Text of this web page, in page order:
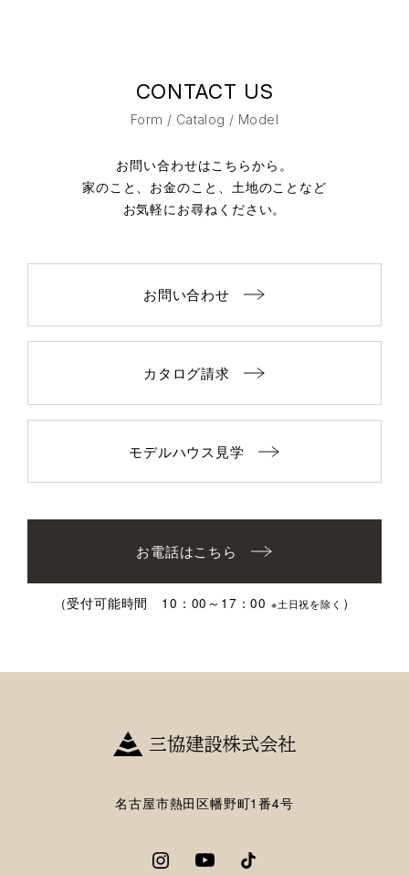
CONTACT US
Form / Catalog / Model
お問い合わせはこちらから。
家のこと、お金のこと、土地のことなど
お気軽にお尋ねください。
お問い合わせ
カタログ請求
モデルハウス見学
お電話はこちら
（受付可能時間 10：00～17：00 ※土日祝を除く ）
名古屋市熱田区幡野町1番4号